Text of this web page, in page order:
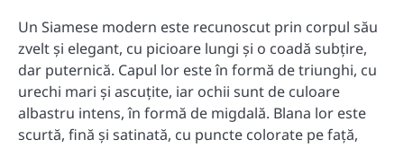
Un Siamese modern este recunoscut prin corpul său
zvelt și elegant, cu picioare lungi și o coadă subțire,
dar puternică. Capul lor este în formă de triunghi, cu
urechi mari și ascuțite, iar ochii sunt de culoare
albastru intens, în formă de migdală. Blana lor este
scurtă, fină și satinată, cu puncte colorate pe față,